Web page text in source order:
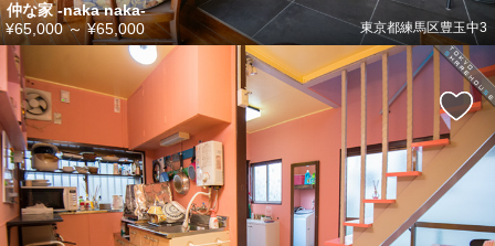
仲な家 -naka naka-
東京都練馬区豊玉中3
¥65,000～¥65,000